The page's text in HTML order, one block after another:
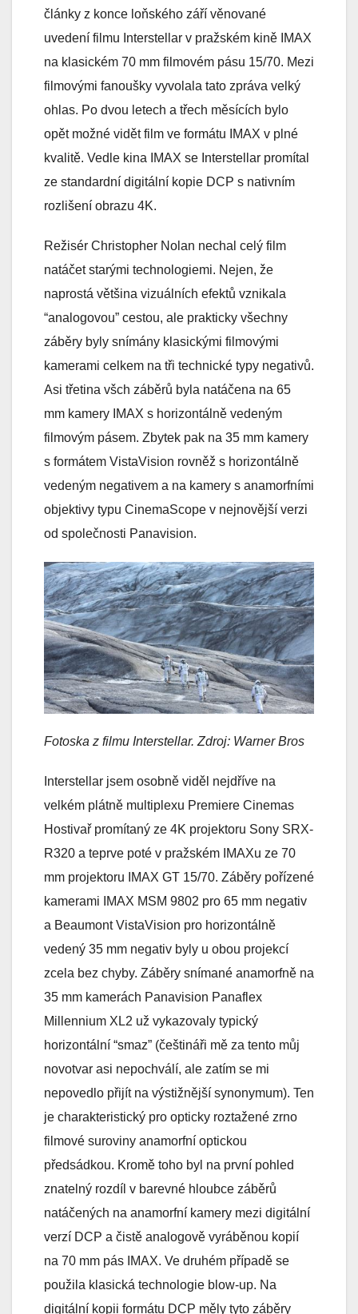
články z konce loňského září věnované
uvedení filmu Interstellar v pražském kině IMAX
na klasickém 70 mm filmovém pásu 15/70. Mezi
filmovými fanoušky vyvolala tato zpráva velký
ohlas. Po dvou letech a třech měsících bylo
opět možné vidět film ve formátu IMAX v plné
kvalitě. Vedle kina IMAX se Interstellar promítal
ze standardní digitální kopie DCP s nativním
rozlišení obrazu 4K.
Režisér Christopher Nolan nechal celý film
natáčet starými technologiemi. Nejen, že
naprostá většina vizuálních efektů vznikala
“analogovou” cestou, ale prakticky všechny
záběry byly snímány klasickými filmovými
kamerami celkem na tři technické typy negativů.
Asi třetina všch záběrů byla natáčena na 65
mm kamery IMAX s horizontálně vedeným
filmovým pásem. Zbytek pak na 35 mm kamery
s formátem VistaVision rovněž s horizontálně
vedeným negativem a na kamery s anamorfními
objektivy typu CinemaScope v nejnovější verzi
od společnosti Panavision.
Fotoska z filmu Interstellar. Zdroj: Warner Bros
Interstellar jsem osobně viděl nejdříve na
velkém plátně multiplexu Premiere Cinemas
Hostivař promítaný ze 4K projektoru Sony SRX-
R320 a teprve poté v pražském IMAXu ze 70
mm projektoru IMAX GT 15/70. Záběry pořízené
kamerami IMAX MSM 9802 pro 65 mm negativ
a Beaumont VistaVision pro horizontálně
vedený 35 mm negativ byly u obou projekcí
zcela bez chyby. Záběry snímané anamorfně na
35 mm kamerách Panavision Panaflex
Millennium XL2 už vykazovaly typický
horizontální “smaz” (češtináři mě za tento můj
novotvar asi nepochválí, ale zatím se mi
nepovedlo přijít na výstižnější synonymum). Ten
je charakteristický pro opticky roztažené zrno
filmové suroviny anamorfní optickou
předsádkou. Kromě toho byl na první pohled
znatelný rozdíl v barevné hloubce záběrů
natáčených na anamorfní kamery mezi digitální
verzí DCP a čistě analogově vyráběnou kopií
na 70 mm pás IMAX. Ve druhém případě se
použila klasická technologie blow-up. Na
digitální kopii formátu DCP měly tyto záběry